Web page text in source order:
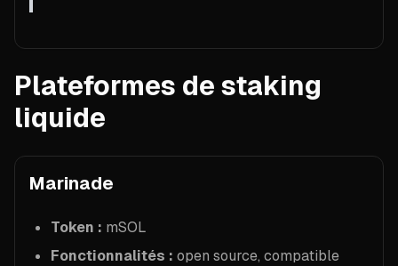
Plateformes de staking
liquide
Marinade
Token : mSOL
Fonctionnalités : open source, compatible